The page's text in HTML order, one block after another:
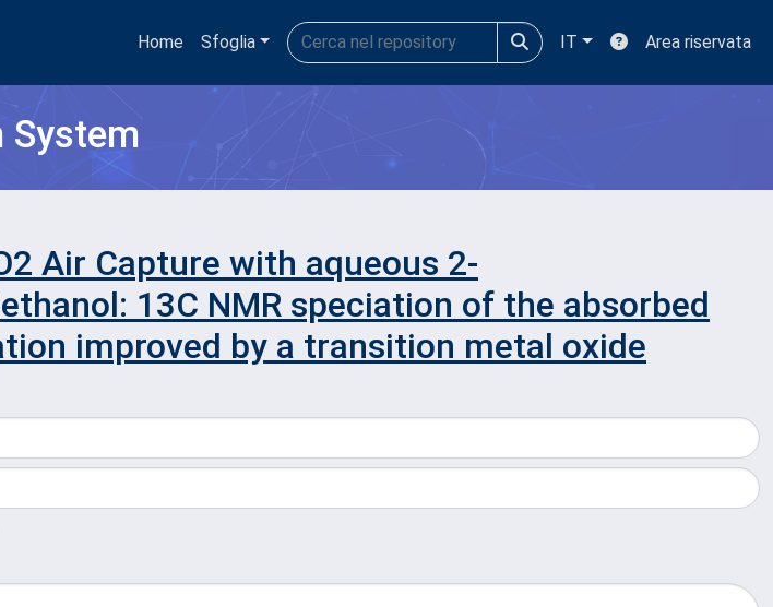
Home Sfoglia IT Area riservata
Air Capture with aqueous 2-
13C NMR speciation of the absorbed
improved by a transition metal oxide